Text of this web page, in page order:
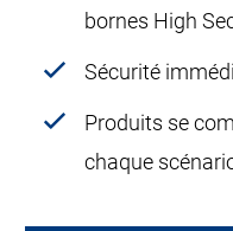
bornes High
Sécurité
Produits se
chaque